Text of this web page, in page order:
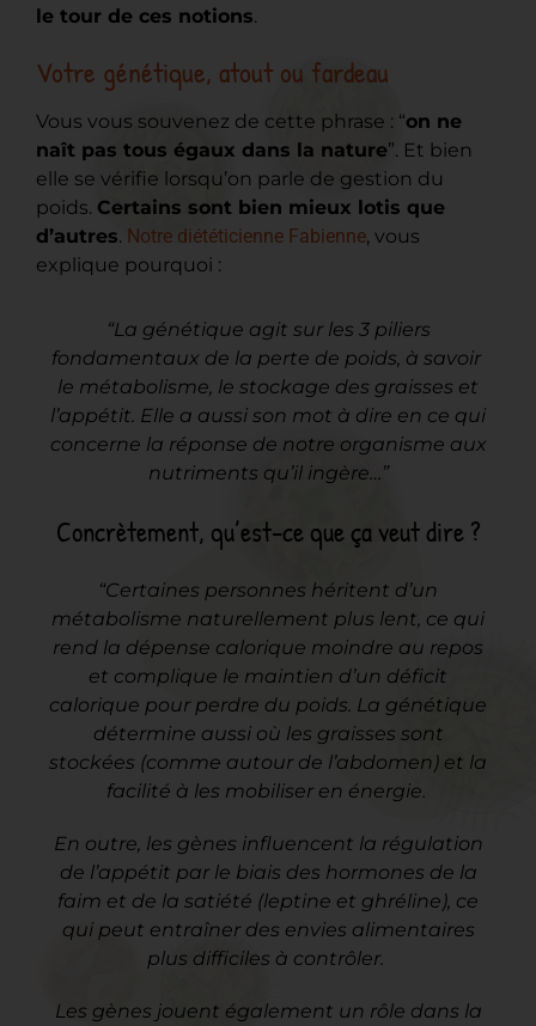
le tour de ces notions.
Votre génétique, atout ou fardeau
Vous vous souvenez de cette phrase : “on ne
naît pas tous égaux dans la nature”. Et bien
elle se vérifie lorsqu’on parle de gestion du
poids. Certains sont bien mieux lotis que
d’autres. Notre diététicienne Fabienne, vous
explique pourquoi :
“La génétique agit sur les 3 piliers
fondamentaux de la perte de poids, à savoir
le métabolisme, le stockage des graisses et
l’appétit. Elle a aussi son mot à dire en ce qui
concerne la réponse de notre organisme aux
nutriments qu’il ingère…”
Concrètement, qu’est-ce que ça veut dire ?
“Certaines personnes héritent d’un
métabolisme naturellement plus lent, ce qui
rend la dépense calorique moindre au repos
et complique le maintien d’un déficit
calorique pour perdre du poids. La génétique
détermine aussi où les graisses sont
stockées (comme autour de l’abdomen) et la
facilité à les mobiliser en énergie.
En outre, les gènes influencent la régulation
de l’appétit par le biais des hormones de la
faim et de la satiété (leptine et ghréline), ce
qui peut entraîner des envies alimentaires
plus difficiles à contrôler.
Les gènes jouent également un rôle dans la